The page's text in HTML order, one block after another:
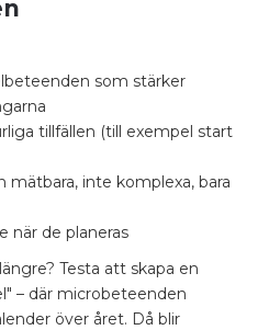
som stärker
tillfällen (till exempel start
mätbara, inte komplexa, bara
när de planeras
Testa att skapa en
– där microbeteenden
över året. Då blir